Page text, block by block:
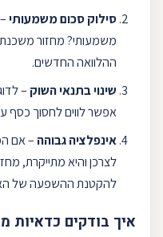
סילוק סכום משמעותי
משמעותי? מחזור
ההלוואה החדשים.
שינוי בתנאי השוק –
אפשר לווים לחסוך כסף
אינפלציה גבוהה – אם
לצרכןוהיא מתייקרת,
להקטנת ההשפעה של
איך בודקים כדאיות